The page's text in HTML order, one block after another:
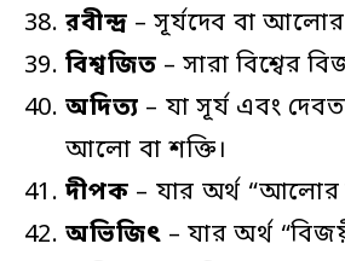
রবীন্দ্র – সূর্যদেব বা আলোর
বিশ্বজিত – সারা বিশ্বের
অদিত্য – যা সূর্য এবং
আলো বা শক্তি।
দীপক – যার অর্থ “আলোর
অভিজিৎ – যার অর্থ